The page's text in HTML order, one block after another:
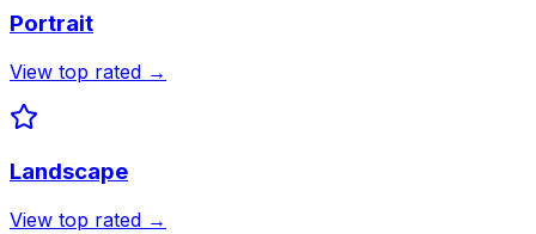
Portrait
View top rated →
Landscape
View top rated →